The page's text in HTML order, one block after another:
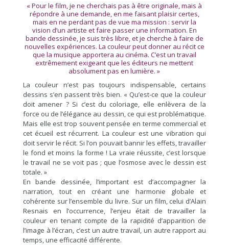
« Pour le film, je ne cherchais pas à être originale, mais à
répondre à une demande, en me faisant plaisir certes,
mais en ne perdant pas de vue ma mission : servir la
vision d’un artiste et faire passer une information. En
bande dessinée, je suis très libre, et je cherche à faire de
nouvelles expériences. La couleur peut donner au récit ce
que la musique apportera au cinéma. C’est un travail
extrêmement exigeant que les éditeurs ne mettent
absolument pas en lumière. »
La couleur n’est pas toujours indispensable, certains
dessins s’en passent très bien. « Qu’est-ce que la couleur
doit amener ? Si c’est du coloriage, elle enlèvera de la
force ou de l’élégance au dessin, ce qui est problématique.
Mais elle est trop souvent pensée en terme commercial et
cet écueil est récurrent. La couleur est une vibration qui
doit servir le récit. Si l’on pouvait bannir les effets, travailler
le fond et moins la forme ! La vraie réussite, c’est lorsque
le travail ne se voit pas ; que l’osmose avec le dessin est
totale. »
En bande dessinée, l’important est d’accompagner la
narration, tout en créant une harmonie globale et
cohérente sur l’ensemble du livre. Sur un film, celui d’Alain
Resnais en l’occurrence, l’enjeu était de travailler la
couleur en tenant compte de la rapidité d’apparition de
l’image à l’écran, c’est un autre travail, un autre rapport au
temps, une efficacité différente.